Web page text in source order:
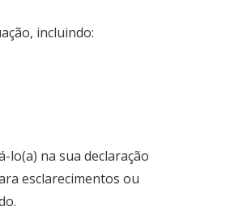
incluindo:
lo(a) na sua declaração
esclarecimentos ou